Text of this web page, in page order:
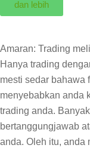
dan lebih
Amaran: Trading
Hanya trading
mesti sedar bahawa
menyebabkan anda
trading anda.
bertanggungjawab
anda. Oleh itu, anda